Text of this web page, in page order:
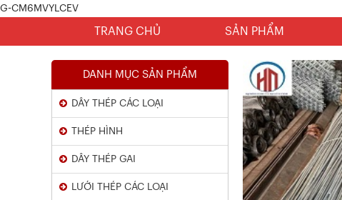
G-CM6MVYLCEV
TRANG CHỦ SẢN PHẨM
DANH MỤC SẢN PHẨM
DÂY THÉP CÁC LOẠI
THÉP HÌNH
DÂY THÉP GAI
LƯỚI THÉP CÁC LOẠI
Chứng Chỉ Dây Mạ Kẽm Nhúng
Xem chi tiết